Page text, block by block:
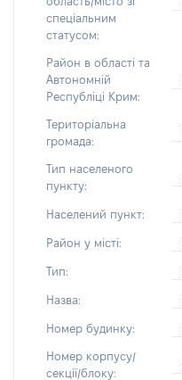
спеціальним
статусом:
Район в області та
Автономній
Республіці Крим:
Територіальна
громада:
Тип населеного
пункту:
Населений пункт:
Район у місті:
Тип:
Назва:
Номер будинку:
Номер корпусу/
секції/блоку: